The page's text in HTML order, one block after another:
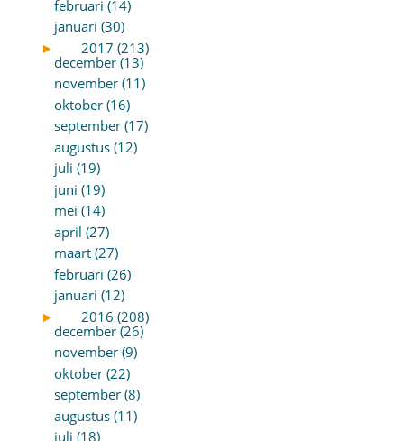
februari (14)
januari (30)
►
2017 (213)
december (13)
november (11)
oktober (16)
september (17)
augustus (12)
juli (19)
juni (19)
mei (14)
april (27)
maart (27)
februari (26)
januari (12)
►
2016 (208)
december (26)
november (9)
oktober (22)
september (8)
augustus (11)
juli (18)